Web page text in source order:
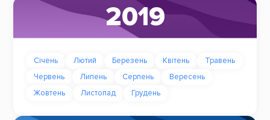
2019
Січень Лютий Березень Квітень
Травень
Червень
Липень Серпень
Вересень
Жовтень
Листопад Грудень